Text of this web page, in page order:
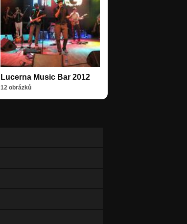
Lucerna Music Bar 2012
12 obrázků